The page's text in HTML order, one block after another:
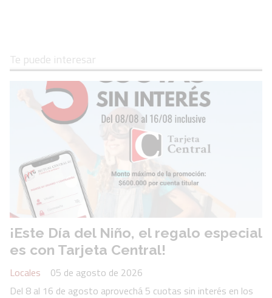
Te puede interesar
¡Este Día del Niño, el regalo especial
es con Tarjeta Central!
Locales
05 de agosto de 2026
Del 8 al 16 de agosto aprovechá 5 cuotas sin interés en los